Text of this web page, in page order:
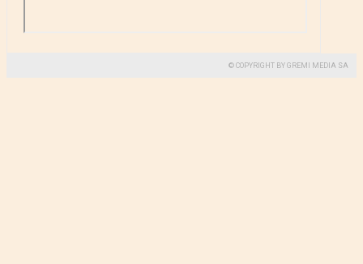
© COPYRIGHT BY GREMI MEDIA SA